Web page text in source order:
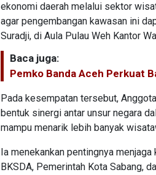
ekonomi daerah melalui sektor
agar pengembangan kawasan ini
Suradji, di Aula Pulau Weh Kantor
Baca juga:
Pemko Banda Aceh Perkuat
Pada kesempatan tersebut,
bentuk sinergi antar unsur negara
mampu menarik lebih banyak
Ia menekankan pentingnya
BKSDA, Pemerintah Kota Sabang,